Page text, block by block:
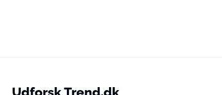
Udforsk Trend.dk